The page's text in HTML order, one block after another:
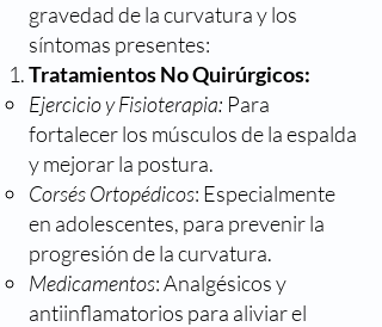
gravedad de la curvatura y los
síntomas presentes:
Tratamientos No Quirúrgicos:
Ejercicio y Fisioterapia: Para
fortalecer los músculos de la espalda
y mejorar la postura.
Corsés Ortopédicos: Especialmente
en adolescentes, para prevenir la
progresión de la curvatura.
Medicamentos: Analgésicos y
antiinflamatorios para aliviar el